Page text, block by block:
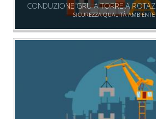
CONDUZIONE GRU A TORRE A
SICUREZZA QUALITÀ AMBIENTE